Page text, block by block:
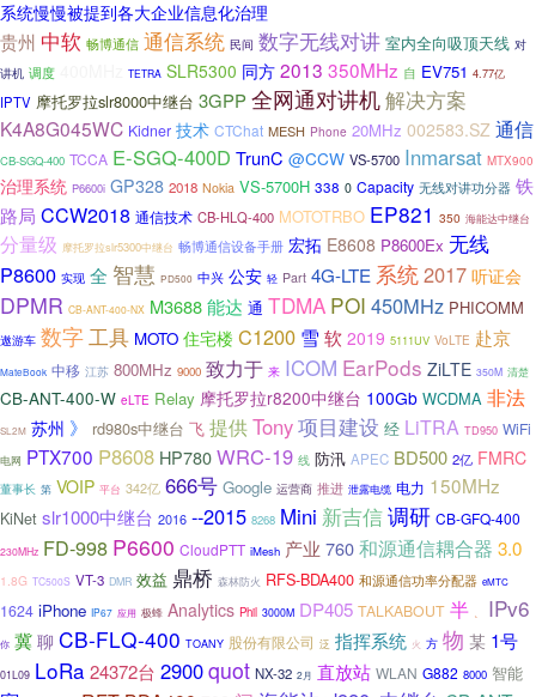
系统慢慢被提到各大企业信息化治理
贵州 中软 畅博通信 通信系统 民间 数字无线对讲 室内全向吸顶天线 对
讲机 调度 TETRA SLR5300 同方 2013 350MHz 自 EV751 4.77亿
IPTV 摩托罗拉slr8000中继台 3GPP全网通对讲机解决方案
K4A8G045WC Kidner 技术 CTChat MESH Phone 20MHz 002583.SZ 通信
CB-SGQ-400 TCCA E-SGQ-400D TrunC @CCW VS-5700 Inmarsat MTX900
治理系统 P6600i GP328 2018 Nokia VS-5700H 338 0 Capacity 无线对讲功分器 铁
路局 CCW2018 通信技术 CB-HLQ-400 MOTOTRBO EP821 350 海能达中继台
分量级 摩托罗拉slr5300中继台 畅博通信设备手册 宏拓 E8608 P8600Ex 无线
P8600 实现 全 智慧 PD500 中兴 公安 轻 Part 4G-LTE 系统2017 听证会
DPMR CB-ANT-400-NX M3688能达 通 TDMA POI 450MHz PHICOMM
遨游车 数字工具 MOTO 住宅楼 C1200 雪 软 2019 5111UV VoLTE 赴京
MateBook 中移 江苏 800MHz 9000 致力于 来 ICOM EarPods ZiLTE 350M 清楚
CB-ANT-400-W eLTE Relay 摩托罗拉r8200中继台 100Gb WCDMA 非法
SL2M 苏州 》 rd980s中继台 飞 提供Tony项目建设 经 LiTRA TD950 WiFi
电网 PTX700 P8608 HP780WRC-19 线 防汛 APEC BD500 2亿 FMRC
董事长 第 VOIP 平台 342亿 666号 Google 运营商 推进 泄露电缆 电力 150MHz
KiNet slr1000中继台 2016 --2015 8268 Mini 新吉信调研 CB-GFQ-400
230MHz FD-998 P6600 CloudPTT iMesh 产业 760和源通信耦合器 3.0
1.8G TC500S VT-3 DMR 效益 鼎桥 森林防火 RFS-BDA400 和源通信功率分配器 eMTC
1624 iPhone IP67 应用 极蜂 Analytics Phil 3000M DP405 TALKABOUT 半 IPv6
你 冀 聊 CB-FLQ-400 TOANY 股份有限公司 泛 指挥系统 火 方 物 某 1号
01L09 LoRa 24372台 2900quot NX-32 2月 直放站 WLAN G882 8000 智能